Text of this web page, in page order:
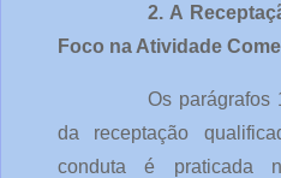
2. A
Foco na Atividade
Os parágrafos
da receptação
conduta é praticada